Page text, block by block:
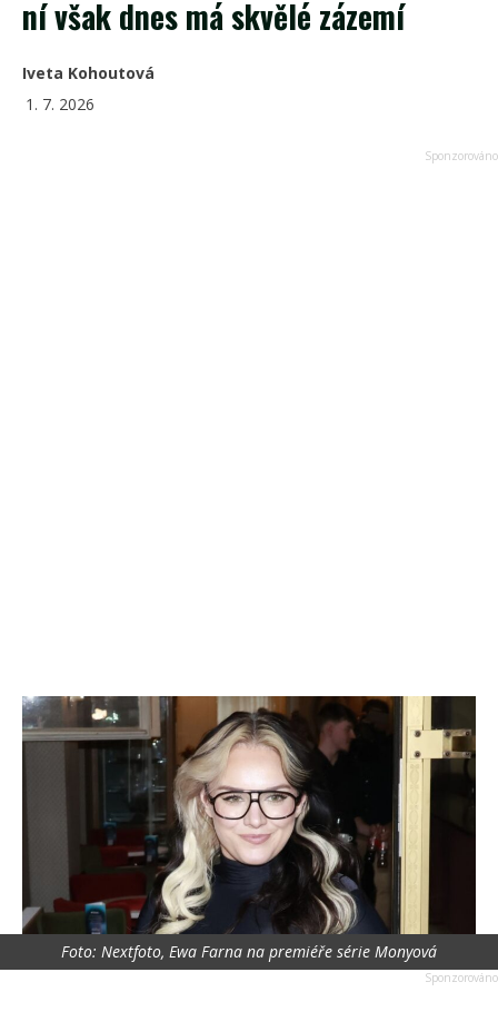
ní však dnes má skvělé zázemí
Iveta Kohoutová
1. 7. 2026
Foto: Nextfoto, Ewa Farna na premiéře série Monyová